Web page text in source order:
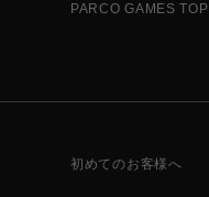
PARCO GAMES TOP
初めてのお客様へ